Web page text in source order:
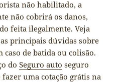
não habilitado, a
não cobrirá os danos,
feita ilegalmente. Veja
principais dúvidas sobre
caso de batida ou colisão.
doSeguro auto seguro
uma cotação grátis na